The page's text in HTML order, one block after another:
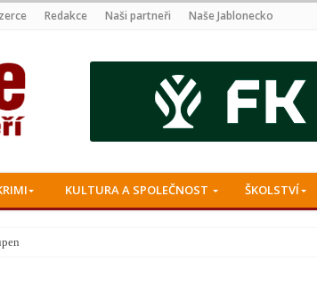
Redakce Naši partneři Naše Jablonecko
KULTURA A SPOLEČNOST ŠKOLSTVÍ
na k